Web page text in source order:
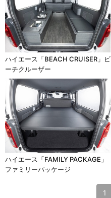
ハイエース「BEACH CRUISER」ビ
ーチクルーザー
ハイエース「FAMILY PACKAGE」
ファミリーパッケージ
1